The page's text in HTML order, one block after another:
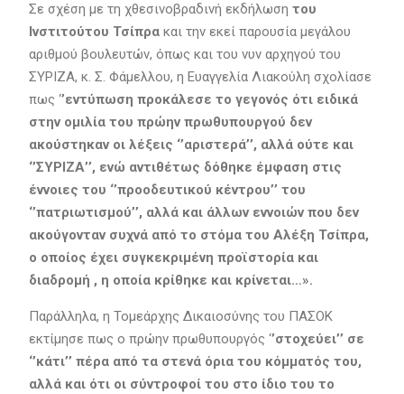
Σε σχέση με τη χθεσινοβραδινή εκδήλωση του
Ινστιτούτου Τσίπρακαι την εκεί παρουσία μεγάλου
αριθμού βουλευτών, όπως και του νυν αρχηγού του
ΣΥΡΙΖΑ, κ. Σ. Φάμελλου, η Ευαγγελία Λιακούλη σχολίασε
πως ‘’εντύπωση προκάλεσε το γεγονός ότι ειδικά
στην ομιλία του πρώην πρωθυπουργού δεν
ακούστηκαν οι λέξεις ‘’αριστερά’’, αλλά ούτε και
‘’ΣΥΡΙΖΑ’’, ενώ αντιθέτως δόθηκε έμφαση στις
έννοιες του ‘’προοδευτικού κέντρου’’ του
‘’πατριωτισμού’’, αλλά και άλλων εννοιών που δεν
ακούγονταν συχνά από το στόμα του Αλέξη Τσίπρα,
ο οποίος έχει συγκεκριμένη προϊστορία και
διαδρομή , η οποία κρίθηκε και κρίνεται…».
Παράλληλα, η Τομεάρχης Δικαιοσύνης του ΠΑΣΟΚ
εκτίμησε πως ο πρώην πρωθυπουργός ‘’στοχεύει’’ σε
‘’κάτι’’ πέρα από τα στενά όρια του κόμματός του,
αλλά και ότι οι σύντροφοί του στο ίδιο του το